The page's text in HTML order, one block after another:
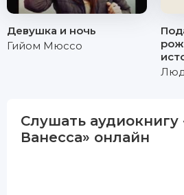
Девушка и ночь
Гийом Мюссо
Слушать
Ванесса» онлайн